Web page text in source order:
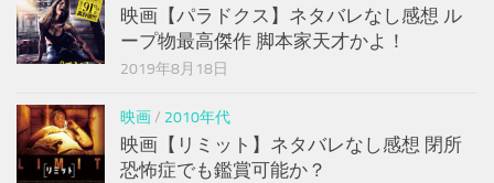
映画【パラドクス】ネタバレなし感想 ル
ープ物最高傑作 脚本家天才かよ！
2019年8月18日
映画/ 2010年代
映画【リミット】ネタバレなし感想 閉所
恐怖症でも鑑賞可能か？